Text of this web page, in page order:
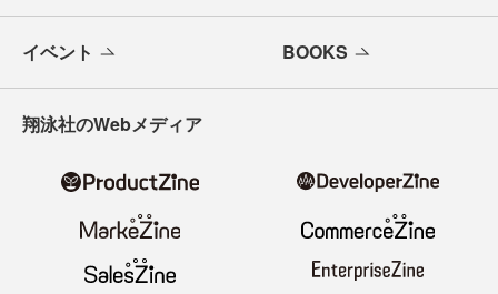
イベント BOOKS
翔泳社のWebメディア